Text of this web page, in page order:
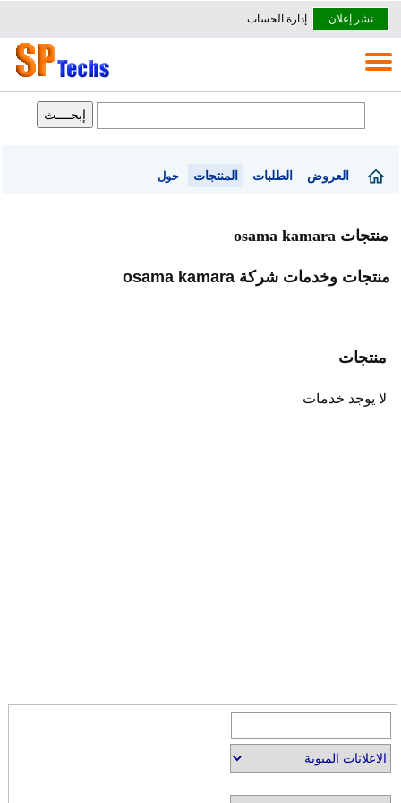
نشر إعلان إدارة الحساب
العروض الطلبات المنتجات حول
منتجات osama kamara
منتجات وخدمات شركة osama kamara
منتجات
لا يوجد خدمات